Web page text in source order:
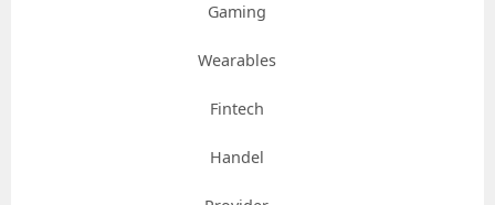
Gaming
Wearables
Fintech
Handel